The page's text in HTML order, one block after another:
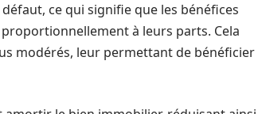
ce qui signifie que les bénéfices
à leurs parts. Cela
modérés, leur permettant de bénéficier